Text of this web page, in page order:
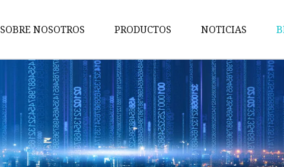
SOBRE NOSOTROS PRODUCTOS
cinturón de mujer
cinturón de diamantes
Cinturón de perlas
Cinturón
Pretina
NOTICIAS